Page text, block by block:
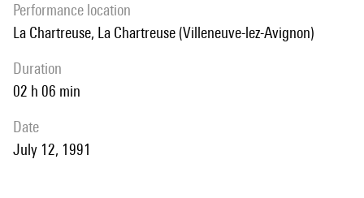
performance location
La Chartreuse, La Chartreuse (Villeneuve-lez-Avignon)
duration
02 h 06 min
date
July 12, 1991